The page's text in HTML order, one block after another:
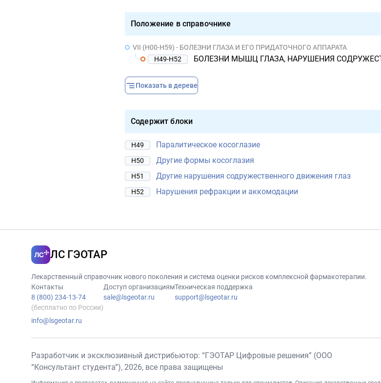
Положение в справочнике
VII (H00-H59) - БОЛЕЗНИ ГЛАЗА И ЕГО ПРИДАТОЧНОГО АППАРАТА
H49-H52
БОЛЕЗНИ МЫШЦ ГЛАЗА, НАРУШЕНИЯ СОДРУЖЕСТВЕННОГО
Показать в дереве
Содержит блоки
H49 Паралитическое косоглазие
H50 Другие формы косоглазия
H51 Другие нарушения содружественного движения глаз
H52 Нарушения рефракции и аккомодации
ЛС ГЭОТАР
Лекарственный справочник нового поколения и система оценки рисков комплексной фармакотерапии.
Контакты
8 (800) 234-13-74
(бесплатно по России)
info@lsgeotar.ru
Доступ организациям
sale@lsgeotar.ru
Техническая поддержка
support@lsgeotar.ru
Разработчик и эксклюзивный дистрибьютор: “ГЭОТАР Цифровые решения” (ООО
“Консультант студента”), 2026, все права защищены